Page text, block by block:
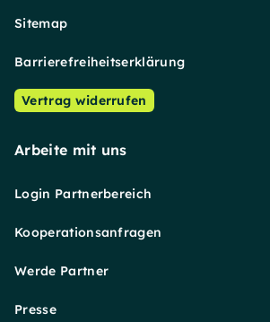
Sitemap
Barrierefreiheitserklärung
Vertrag widerrufen
Arbeite mit uns
Login Partnerbereich
Kooperationsanfragen
Werde Partner
Presse